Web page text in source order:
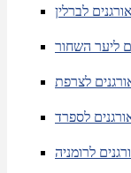
לברלין
ליער השחור
לצרפת
לספרד
לרומניה